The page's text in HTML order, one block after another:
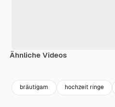
Ähnliche Videos
bräutigam hochzeit ringe